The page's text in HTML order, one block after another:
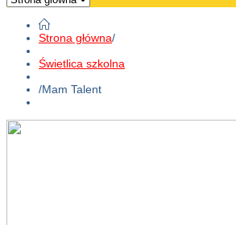
Strona główna/
Świetlica szkolna
/Mam Talent